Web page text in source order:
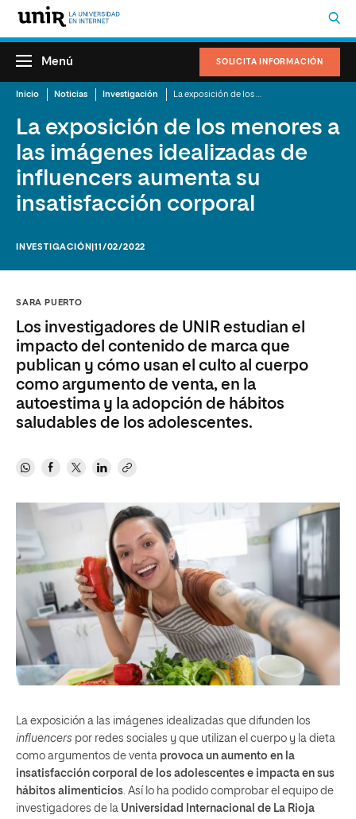
SOLICITA INFORMACIÓN
Menú
Inicio Noticias Investigación
La exposición de los menores a
las imágenes idealizadas de
influencers aumenta su
insatisfacción corporal
INVESTIGACIÓN |11/02/2022
SARA PUERTO
Los investigadores de UNIR estudian el
impacto del contenido de marca que
publican y cómo usan el culto al cuerpo
como argumento de venta, en la
autoestima y la adopción de hábitos
saludables de los adolescentes.
La exposición a las imágenes idealizadas que difunden los
influencers por redes sociales y que utilizan el cuerpo y la dieta
como argumentos de venta provoca un aumento en la
insatisfacción corporal de los adolescentes e impacta en sus
hábitos alimenticios . Así lo ha podido comprobar el equipo de
investigadores de la Universidad Internacional de La Rioja